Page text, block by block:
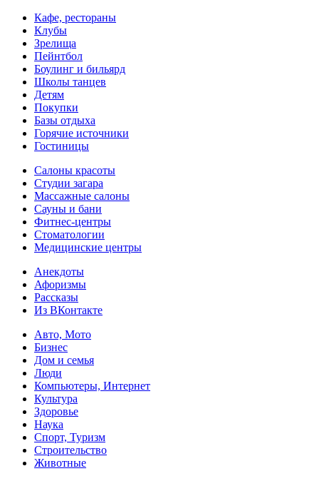
Кафе, рестораны
Клубы
Зрелища
Пейнтбол
Боулинг и бильярд
Школы танцев
Детям
Покупки
Базы отдыха
Горячие источники
Гостиницы
Салоны красоты
Студии загара
Массажные салоны
Сауны и бани
Фитнес-центры
Стоматологии
Медицинские центры
Анекдоты
Афоризмы
Рассказы
Из ВКонтакте
Авто, Мото
Бизнес
Дом и семья
Люди
Компьютеры, Интернет
Культура
Здоровье
Наука
Спорт, Туризм
Строительство
Животные